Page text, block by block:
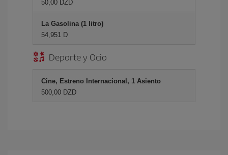
50,00 DZD
La Gasolina (1 litro)
54,951 D
Deporte y Ocio
Cine, Estreno Internacional, 1 Asiento
500,00 DZD